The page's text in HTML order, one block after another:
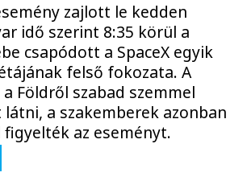
zajlott le kedden
idő szerint 8:35 körül a
csapódott a SpaceX egyik
felső fokozata. A
Földről szabad szemmel
a szakemberek azonban
az eseményt.